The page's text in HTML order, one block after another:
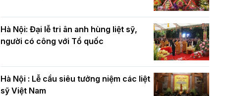
Hà Nội: Đại lễ tri ân anh hùng liệt sỹ,
người có công với Tổ quốc
Hà Nội : Lễ cầu siêu tưởng niệm các liệt
sỹ Việt Nam